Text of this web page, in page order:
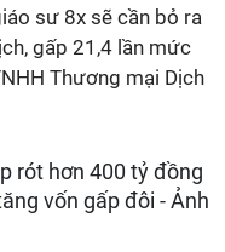
sư 8x sẽ cần bỏ ra
gấp 21,4 lần mức
Thương mại Dịch